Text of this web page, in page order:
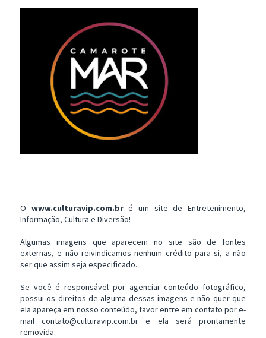
O www.culturavip.com.bré um site de Entretenimento,
Informação, Cultura e Diversão!
Algumas imagens que aparecem no site são de fontes
externas, e não reivindicamos nenhum crédito para si, a não
ser que assim seja especificado.
Se você é responsável por agenciar conteúdo fotográfico,
possui os direitos de alguma dessas imagens e não quer que
ela apareça em nosso conteúdo, favor entre em contato por e-
mail contato@culturavip.com.br e ela será prontamente
removida.